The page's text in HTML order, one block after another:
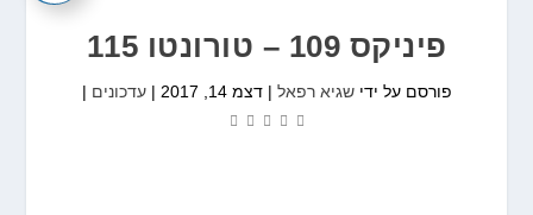
פיניקס 109 – טורונטו 115
פורסם על ידישגיא רפאל |דצמ 14, 2017 |עדכונים |